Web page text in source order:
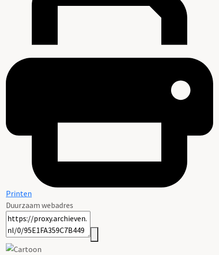
Printen
Duurzaam webadres